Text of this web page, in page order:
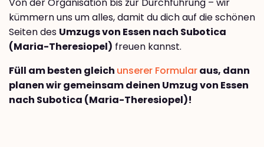
kümmern uns um alles, damit du dich auf die schönen
Seiten des Umzugs von Essen nach Subotica
(Maria-Theresiopel) freuen kannst.
Füll am besten gleich unserer Formularaus, dann
planen wir gemeinsam deinen Umzug von Essen
nach Subotica (Maria-Theresiopel)!